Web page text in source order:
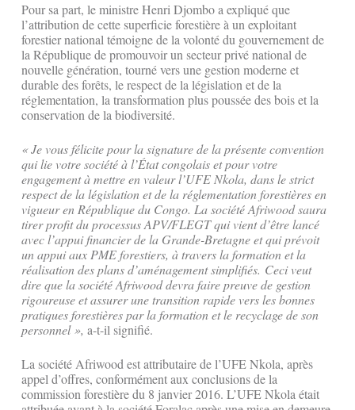
Pour sa part, le ministre Henri Djombo a expliqué que
l’attribution de cette superficie forestière à un exploitant
forestier national témoigne de la volonté du gouvernement de
la République de promouvoir un secteur privé national de
nouvelle génération, tourné vers une gestion moderne et
durable des forêts, le respect de la législation et de la
réglementation, la transformation plus poussée des bois et la
conservation de la biodiversité.
« Je vous félicite pour la signature de la présente convention
qui lie votre société à l’État congolais et pour votre
engagement à mettre en valeur l’UFE Nkola, dans le strict
respect de la législation et de la réglementation forestières en
vigueur en République du Congo. La société Afriwood saura
tirer profit du processus APV/FLEGT qui vient d’être lancé
avec l’appui financier de la Grande-Bretagne et qui prévoit
un appui aux PME forestiers, à travers la formation et la
réalisation des plans d’aménagement simplifiés. Ceci veut
dire que la société Afriwood devra faire preuve de gestion
rigoureuse et assurer une transition rapide vers les bonnes
pratiques forestières par la formation et le recyclage de son
personnel », a-t-il signifié.
La société Afriwood est attributaire de l’UFE Nkola, après
appel d’offres, conformément aux conclusions de la
commission forestière du 8 janvier 2016. L’UFE Nkola était